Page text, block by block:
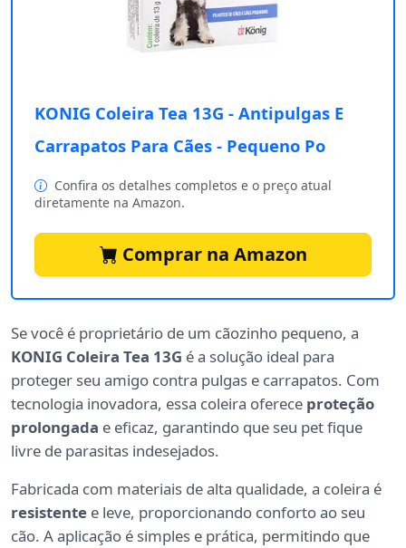
KONIG Coleira Tea 13G - Antipulgas E
Carrapatos Para Cães - Pequeno Po
Confira os detalhes completos e o preço atual
diretamente na Amazon.
Comprar na Amazon
Se você é proprietário de um cãozinho pequeno, a
KONIG Coleira Tea 13G é a solução ideal para
proteger seu amigo contra pulgas e carrapatos. Com
tecnologia inovadora, essa coleira oferece proteção
prolongada e eficaz, garantindo que seu pet fique
livre de parasitas indesejados.
Fabricada com materiais de alta qualidade, a coleira é
resistente e leve, proporcionando conforto ao seu
cão. A aplicação é simples e prática, permitindo que